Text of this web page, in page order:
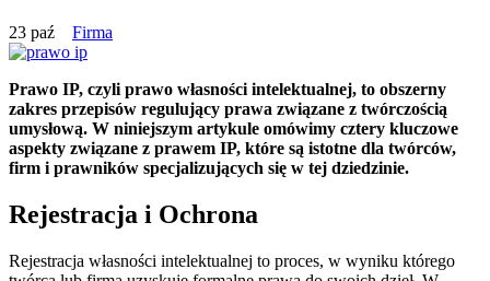
23 paź Firma
Prawo IP, czyli prawo własności intelektualnej, to obszerny
zakres przepisów regulujący prawa związane z twórczością
umysłową. W niniejszym artykule omówimy cztery kluczowe
aspekty związane z prawem IP, które są istotne dla twórców,
firm i prawników specjalizujących się w tej dziedzinie.
Rejestracja i Ochrona
Rejestracja własności intelektualnej to proces, w wyniku którego